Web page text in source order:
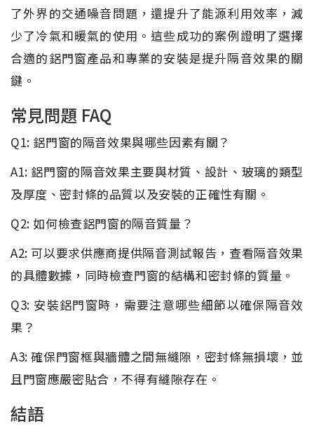
了外界的交通噪音問題，還提升了能源利用效率，減
少了冷氣和暖氣的使用。這些成功的案例證明了選擇
合適的鋁門窗產品和專業的安裝是提升隔音效果的關
鍵。
常見問題 FAQ
Q1: 鋁門窗的隔音效果與哪些因素有關？
A1: 鋁門窗的隔音效果主要與材質、設計、玻璃的類型
及厚度、密封條的品質以及安裝的正確性有關。
Q2: 如何檢查鋁門窗的隔音質量？
A2: 可以要求供應商提供隔音測試報告，查看隔音效果
的具體數據，同時檢查門窗的結構和密封條的質量。
Q3: 安裝鋁門窗時，需要注意哪些細節以確保隔音效
果？
A3: 確保門窗框與牆體之間無縫隙，密封條無損壞，並
且門窗應嚴密貼合，不得有縫隙存在。
結語